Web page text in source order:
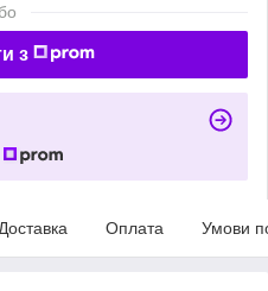
з
Доставка Оплата Умови